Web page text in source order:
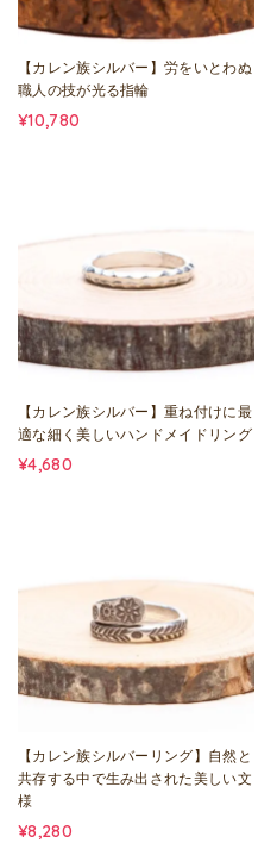
【カレン族シルバー】労をいとわぬ
職人の技が光る指輪
¥10,780
【カレン族シルバー】重ね付けに最
適な細く美しいハンドメイドリング
¥4,680
【カレン族シルバーリング】自然と
共存する中で生み出された美しい文
様
¥8,280